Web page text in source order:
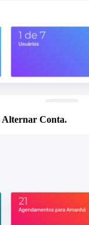
Alternar Conta.